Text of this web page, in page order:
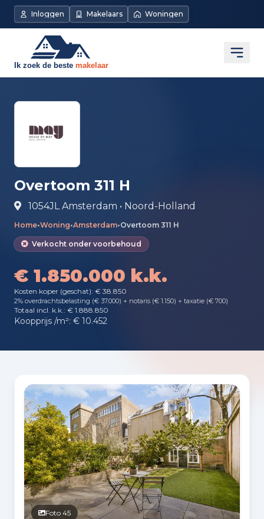
Direct naar de inhoud
Inloggen Makelaars Woningen
Overtoom 311 H
1054JL Amsterdam • Noord-Holland
Home•Woning•Amsterdam•Overtoom 311 H
Verkocht onder voorbehoud
€ 1.850.000 k.k.
Kosten koper (geschat): € 38.850
2% overdrachtsbelasting (€ 37.000) + notaris (€ 1.150) + taxatie (€ 700)
Totaal incl. k.k.: € 1.888.850
Koopprijs /m²: € 10.452
Fotogalerij
Foto 45